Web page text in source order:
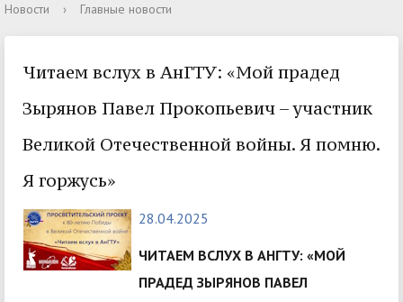
Новости
› Главные новости
Читаем вслух в АнГТУ: «Мой прадед
Зырянов Павел Прокопьевич – участник
Великой Отечественной войны. Я помню.
Я горжусь»
28.04.2025
ЧИТАЕМ ВСЛУХ В АНГТУ: «МОЙ
ПРАДЕД ЗЫРЯНОВ ПАВЕЛ